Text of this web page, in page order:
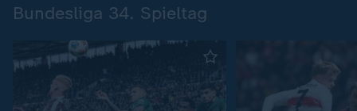
Bundesliga 34. Spieltag